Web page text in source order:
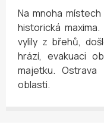
Na mnoha
historická
vylily z břehů,
hrází, evakuaci
majetku.
oblasti.